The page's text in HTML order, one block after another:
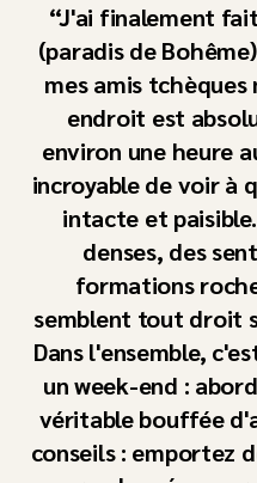
J'ai finalement fait
(paradis de
mes amis
endroit est
environ une heure
incroyable de voir à
intacte et
denses, des
formations
semblent tout droit
Dans l'ensemble,
un week-end :
véritable bouffée
conseils : emportez